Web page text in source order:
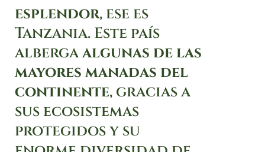
esplendor, ese es
Tanzania. Este país
albergaalgunas de las
mayores manadas del
continente, gracias a
sus ecosistemas
protegidos y su